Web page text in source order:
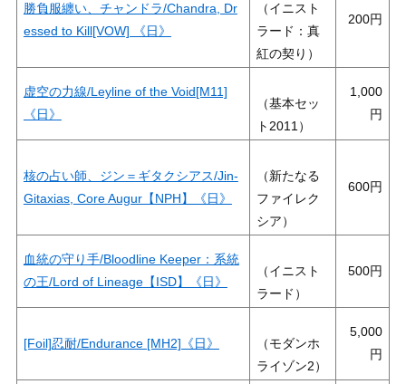
勝負服纏い、チャンドラ/Chandra, Dr
essed to Kill[VOW] 《日》
（イニスト
ラード：真
紅の契り）
200
虚空の力線/Leyline of the Void[M11]
《日》
（基本セッ
ト2011）
1,000
核の占い師、ジン＝ギタクシアス/Jin-
Gitaxias, Core Augur【NPH】《日》
（新たなる
ファイレク
シア）
600
血統の守り手/Bloodline Keeper：系統
の王/Lord of Lineage【ISD】《日》
（イニスト
ラード）
500
[Foil]忍耐/Endurance [MH2]《日》
（モダンホ
ライゾン2）
5,000